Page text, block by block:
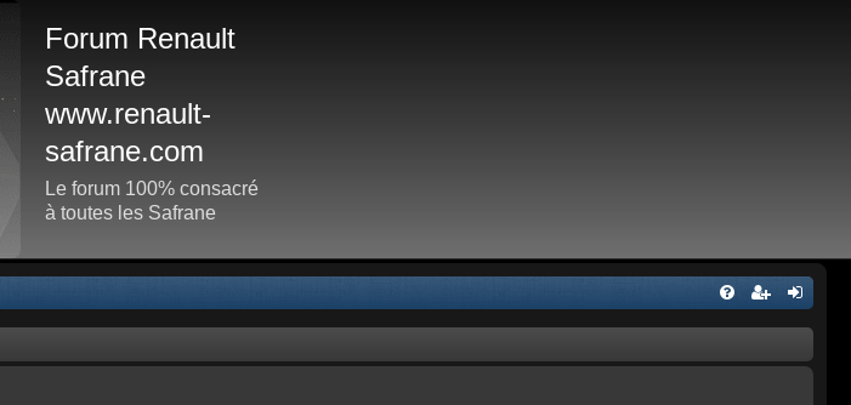
Forum Renault
Safrane
www.renault-
safrane.com
Le forum 100% consacré
à toutes les Safrane